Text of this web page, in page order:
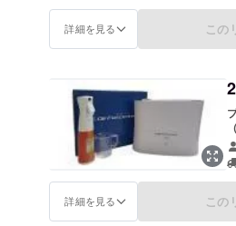
詳細を見る この
詳細を見る この